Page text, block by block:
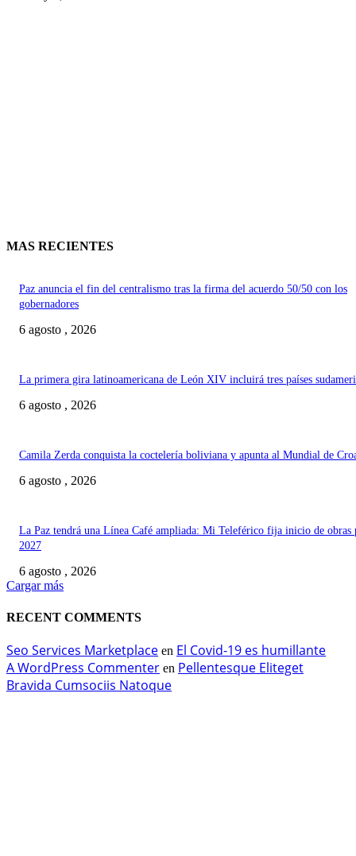
MAS RECIENTES
Paz anuncia el fin del centralismo tras la firma del acuerdo 50/50 con los
gobernadores
6 agosto , 2026
La primera gira latinoamericana de León XIV incluirá tres países
6 agosto , 2026
Camila Zerda conquista la coctelería boliviana y apunta al Mundial de
6 agosto , 2026
La Paz tendrá una Línea Café ampliada: Mi Teleférico fija inicio de obras
2027
6 agosto , 2026
Cargar más
RECENT COMMENTS
Seo Services Marketplace en El Covid-19 es humillante
A WordPress Commenter en Pellentesque Eliteget
Bravida Cumsociis Natoque